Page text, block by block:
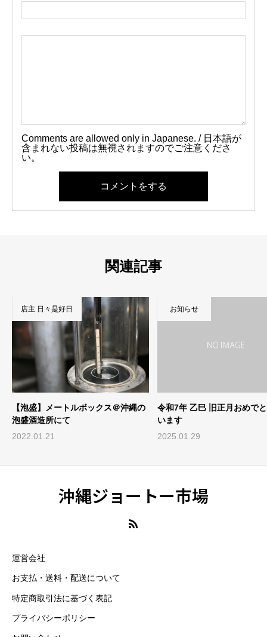
Comments are allowed only in Japanese. / 日本語が
含まれない投稿は無視されますのでご注意くださ
い。
コメントをする
関連記事
【泡盛】メートルボックス＠沖縄の
泡盛酒造所にて
2022.01.21
店主 日々是好日
令和7年 乙巳 旧正月おめで
います
2025.01.29
お知らせ
沖縄ジョートー市場
運営会社
お支払・送料・配送について
特定商取引法に基づく表記
プライバシーポリシー